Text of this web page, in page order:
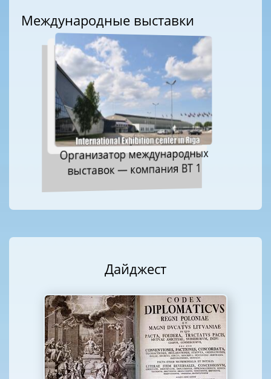
Международные выставки
Организатор международных
выставок — компания ВТ 1
Дайджест